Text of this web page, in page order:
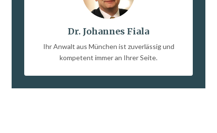
Dr. Johannes Fiala
Ihr Anwalt aus München ist zuverlässig und
kompetent immer an Ihrer Seite.